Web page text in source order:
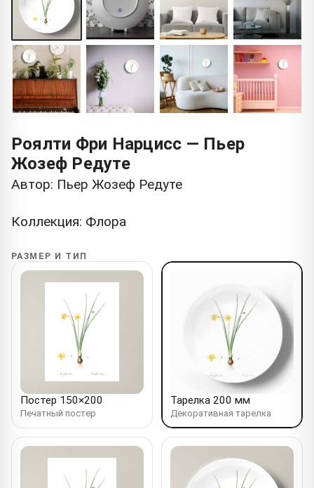
Роялти Фри Нарцисс — Пьер
Жозеф Редуте
Автор: Пьер Жозеф Редуте
Коллекция: Флора
РАЗМЕР И ТИП
Постер 150×200
Печатный постер
Тарелка 200 мм
Декоративная тарелка